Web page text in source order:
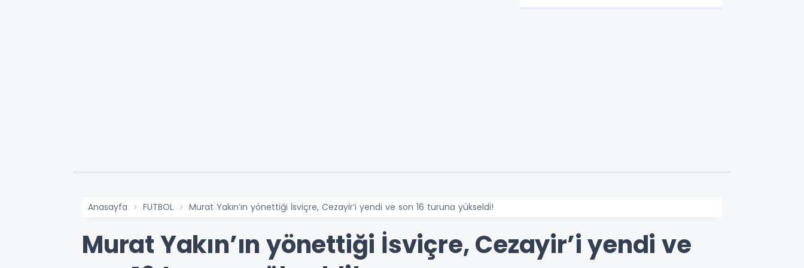
Anasayfa FUTBOL Murat Yakın’ın yönettiği İsviçre, Cezayir’i yendi ve son 16 turuna yükseldi!
Murat Yakın’ın yönettiği İsviçre, Cezayir’i yendi ve